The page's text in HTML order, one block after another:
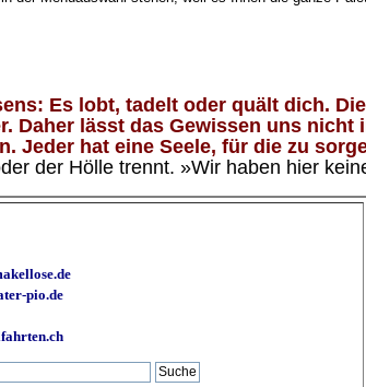
Es lobt, tadelt oder quält dich.
Daher lässt das Gewissen uns
Jeder hat eine Seele, für die zu
der Hölle trennt. »Wir haben hier
pio.de